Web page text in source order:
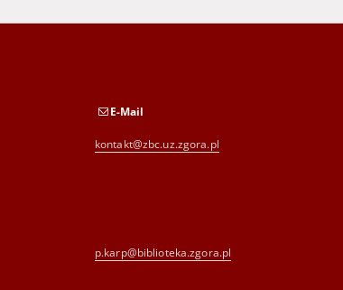
E-Mail
kontakt@zbc.uz.zgora.pl
p.karp@biblioteka.zgora.pl